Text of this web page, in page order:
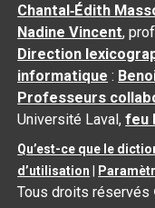
Chantal‑Édith
Nadine Vincent,
Direction
informatique :
Professeurs
Université Laval,feu
Qu’est-ce que le
d’utilisation
Tous droits réservés